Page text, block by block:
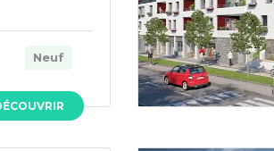
Neuf